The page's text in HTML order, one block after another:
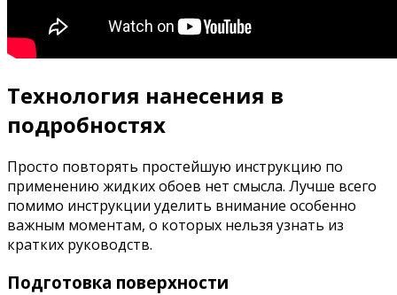
Технология нанесения в
подробностях
Просто повторять простейшую инструкцию по
применению жидких обоев нет смысла. Лучше всего
помимо инструкции уделить внимание особенно
важным моментам, о которых нельзя узнать из
кратких руководств.
Подготовка поверхности